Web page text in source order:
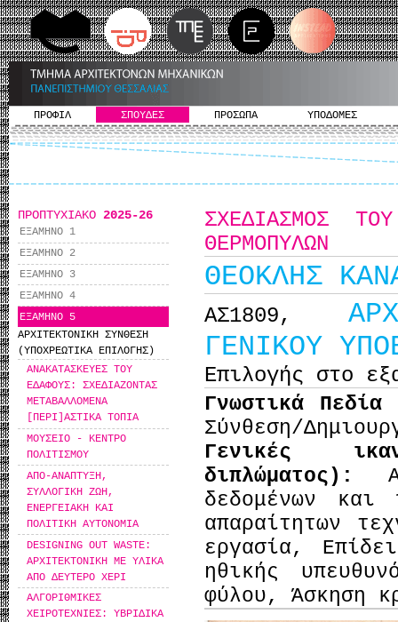
ΠΡΟΦΙΛ ΣΠΟΥΔΕΣ ΠΡΟΣΩΠΑ ΥΠΟΔΟΜΕΣ
ΠΡΟΠΤΥΧΙΑΚΟ 2025-26
ΕΞΑΜΗΝΟ 1
ΕΞΑΜΗΝΟ 2
ΕΞΑΜΗΝΟ 3
ΕΞΑΜΗΝΟ 4
ΕΞΑΜΗΝΟ 5
ΑΡΧΙΤΕΚΤΟΝΙΚΗ ΣΥΝΘΕΣΗ
(ΥΠΟΧΡΕΩΤΙΚΑ ΕΠΙΛΟΓΗΣ)
ΑΝΑΚΑΤΑΣΚΕΥΕΣ ΤΟΥ
ΕΔΑΦΟΥΣ: ΣΧΕΔΙΑΖΟΝΤΑΣ
ΜΕΤΑΒΑΛΛΟΜΕΝΑ
[ΠΕΡΙ]ΑΣΤΙΚΑ ΤΟΠΙΑ
ΜΟΥΣΕΙΟ - ΚΕΝΤΡΟ
ΠΟΛΙΤΙΣΜΟΥ
ΑΠΟ-ΑΝΑΠΤΥΞΗ,
ΣΥΛΛΟΓΙΚΗ ΖΩΗ,
ΕΝΕΡΓΕΙΑΚΗ ΚΑΙ
ΠΟΛΙΤΙΚΗ ΑΥΤΟΝΟΜΙΑ
DESIGNING OUT WASTE:
ΑΡΧΙΤΕΚΤΟΝΙΚΗ ΜΕ ΥΛΙΚΑ
ΑΠΟ ΔΕΥΤΕΡΟ ΧΕΡΙ
ΑΛΓΟΡΙΘΜΙΚΕΣ
ΧΕΙΡΟΤΕΧΝΙΕΣ: ΥΒΡΙΔΙΚΑ
ΣΧΕΔΙΑΣΜΟΣ
ΘΕΡΜΟΠΥΛΩΝ
ΘΕΟΚΛΗΣ
ΑΣ1809,
ΓΕΝΙΚΟΥ
Επιλογής στο
Γνωστικά
Σύνθεση/
Γενικές
διπλώματος):
δεδομένων
απαραίτητων
εργασία,
ηθικής
φύλου, Άσκηση